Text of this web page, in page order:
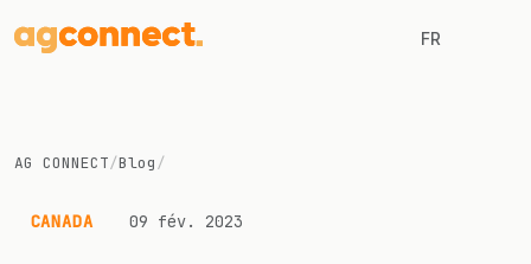
FR
AG CONNECT/Blog/
CANADA 09 fév. 2023